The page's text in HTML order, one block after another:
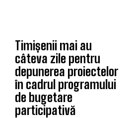
Timișenii mai au
câteva zile pentru
depunerea proiectelor
în cadrul programului
de bugetare
participativă